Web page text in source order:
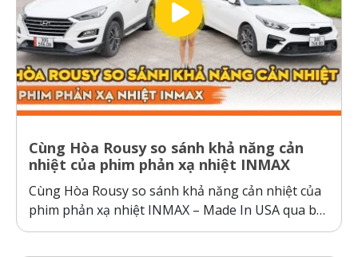
Cùng Hòa Rousy so sánh khả năng cản
nhiệt của phim phản xạ nhiệt INMAX
Cùng Hòa Rousy so sánh khả năng cản nhiệt của
phim phản xạ nhiệt INMAX – Made In USA qua bài
kiểm tra so sánh trực diện đầy thuyết phục.